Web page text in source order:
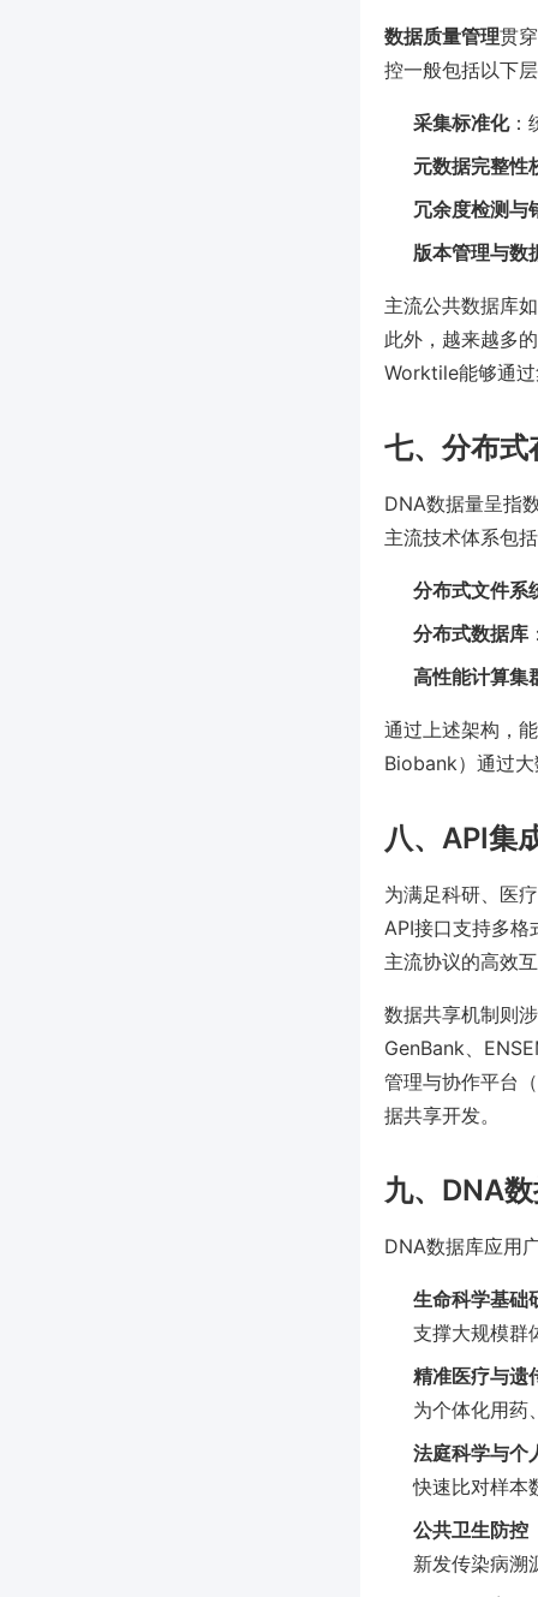
数据质量管理贯
控一般包括以下
采集标准化：
元数据完整性
冗余度检测与
版本管理与数
主流公共数据库
此外，越来越多
Worktile能够通
七、分布
DNA数据量呈指
主流技术体系包
分布式文件系
分布式数据库
高性能计算集
通过上述架构，
Biobank）通过
八、API集
为满足科研、医
API接口支持多格
主流协议的高效
数据共享机制则
GenBank、
管理与协作平台
据共享开发。
九、DNA
DNA数据库应用
生命科学基础
支撑大规模群
精准医疗与遗
为个体化用药
法庭科学与个
快速比对样本
公共卫生防控
新发传染病溯